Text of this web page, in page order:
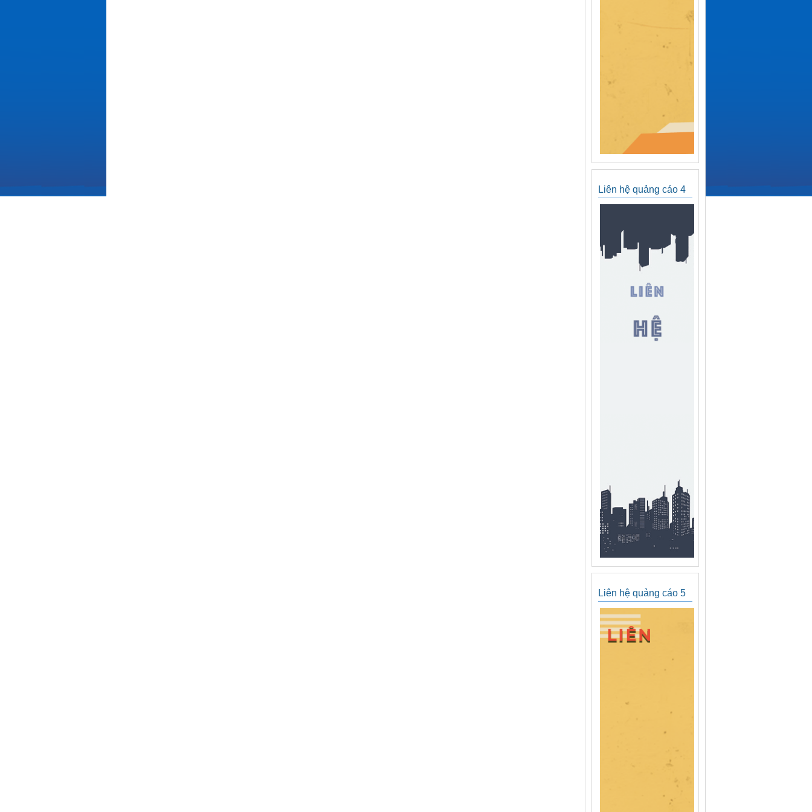
Liên hệ quảng cáo 4
Liên hệ quảng cáo 5